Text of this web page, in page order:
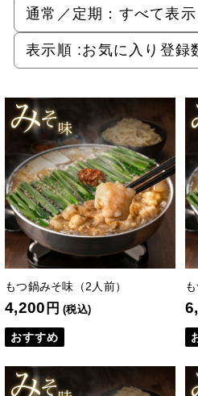
通常／定期： すべて表示
表示順 :お気に入り登録
もつ鍋みそ味（2人前）
4,200 円 (税込)
おすすめ